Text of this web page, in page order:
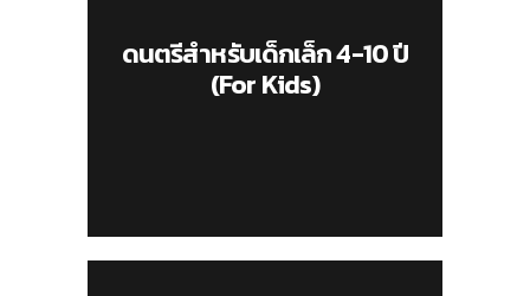
ดนตรีสำหรับเด็กเล็ก 4-10 ปี
(For Kids)